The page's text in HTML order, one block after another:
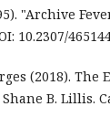
"Archive
10.2307/
(2018).
B. Lillis.